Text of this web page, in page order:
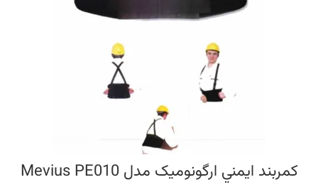
کمربند ايمني ارگونوميک مدل Mevius PE010